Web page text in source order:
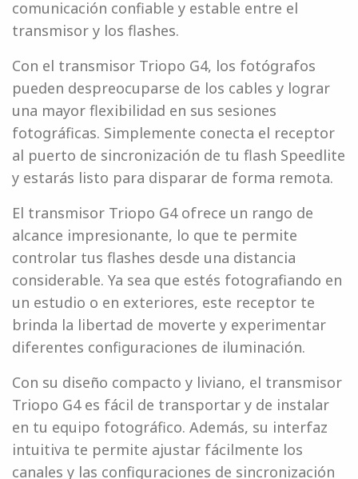
comunicación confiable y estable entre el
transmisor y los flashes.
Con el transmisor Triopo G4, los fotógrafos
pueden despreocuparse de los cables y lograr
una mayor flexibilidad en sus sesiones
fotográficas. Simplemente conecta el receptor
al puerto de sincronización de tu flash Speedlite
y estarás listo para disparar de forma remota.
El transmisor Triopo G4 ofrece un rango de
alcance impresionante, lo que te permite
controlar tus flashes desde una distancia
considerable. Ya sea que estés fotografiando en
un estudio o en exteriores, este receptor te
brinda la libertad de moverte y experimentar
diferentes configuraciones de iluminación.
Con su diseño compacto y liviano, el transmisor
Triopo G4 es fácil de transportar y de instalar
en tu equipo fotográfico. Además, su interfaz
intuitiva te permite ajustar fácilmente los
canales y las configuraciones de sincronización